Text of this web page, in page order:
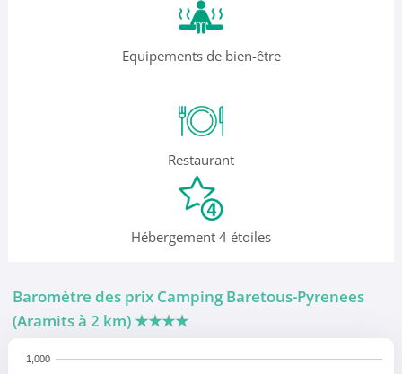
Equipements de bien-être
Restaurant
Hébergement 4 étoiles
Baromètre des prix Camping Baretous-Pyrenees
(Aramits à 2 km) ★★★★
1,000